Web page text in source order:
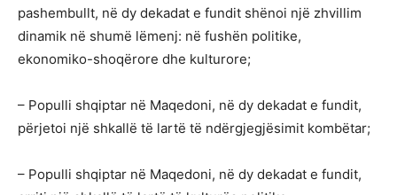
pashembullt, në dy dekadat e fundit shënoi një zhvillim
dinamik në shumë lëmenj: në fushën politike,
ekonomiko-shoqërore dhe kulturore;
– Populli shqiptar në Maqedoni, në dy dekadat e fundit,
përjetoi një shkallë të lartë të ndërgjegjësimit kombëtar;
– Populli shqiptar në Maqedoni, në dy dekadat e fundit,